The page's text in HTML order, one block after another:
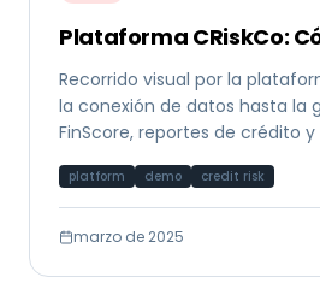
Plataforma CRiskCo:
Recorrido visual por la
la conexión de datos hasta la
FinScore, reportes de crédito
platform demo credit risk
marzo de 2025